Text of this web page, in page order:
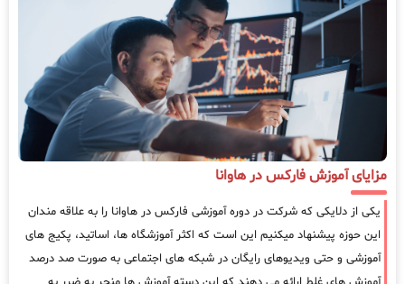
مزایای آموزش فارکس در هاوانا
یکی از دلایکی که شرکت در دوره آموزشی فارکس در هاوانا را به علاقه مندان
این حوزه پیشنهاد میکنیم این است که اکثر آموزشگاه ها، اساتید، پکیج های
آموزشی و حتی ویدیوهای رایگان در شبکه های اجتماعی به صورت صد درصد